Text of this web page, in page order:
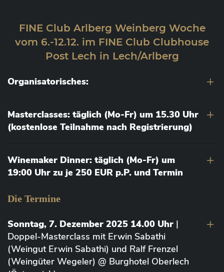
FINE Club Arlberg Weinberg Woche
vom 6.-12.12. im FINE Club Clubhouse
Post Lech in Lech/Arlberg
Organisatorisches:
Masterclasses: täglich (Mo-Fr) um 15.30 Uhr
(kostenlose Teilnahme nach Registrierung)
Winemaker Dinner: täglich (Mo-Fr) um
19:00 Uhr zu je 250 EUR p.P. und Termin
Die Termine
Sonntag, 7. Dezember 2025 14.00 Uhr |
Doppel-Masterclass mit Erwin Sabathi
(Weingut Erwin Sabathi) und Ralf Frenzel
(Weingüter Wegeler) @ Burghotel Oberlech